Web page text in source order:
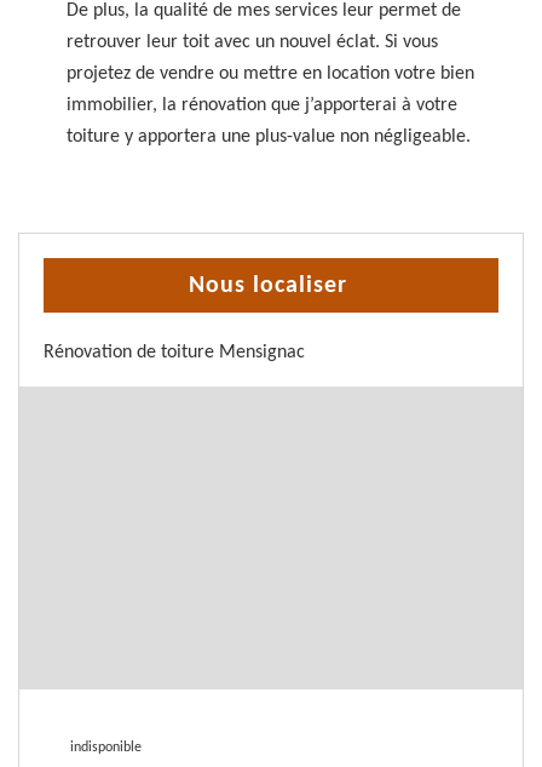
De plus, la qualité de mes services leur permet de
retrouver leur toit avec un nouvel éclat. Si vous
projetez de vendre ou mettre en location votre bien
immobilier, la rénovation que j’apporterai à votre
toiture y apportera une plus-value non négligeable.
Nous localiser
Rénovation de toiture Mensignac
indisponible